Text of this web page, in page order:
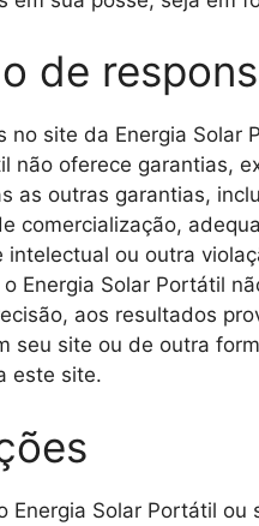
de
no site da Energia Solar
não oferece garantias,
as outras garantias,
comercialização,
intelectual ou outra
Energia Solar Portátil
aos resultados
seu site ou de outra
este site.
Energia Solar Portátil